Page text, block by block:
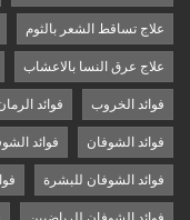
علاج تساقط الشعر بالثوم
علاج عرق النسا بالاعشاب
فوائد الخروب فوائد
فوائد الشوفان فوائد
فوائد الشوفان للبشرة